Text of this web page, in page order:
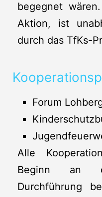
begegnet
Aktion, ist
durch das TfKs-
Forum
Alle
Beginn an
Durchführung